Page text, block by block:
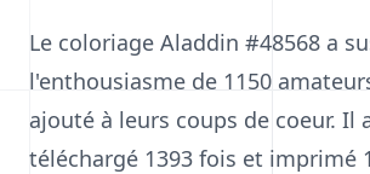
Le coloriage Aladdin #48568 a
l'enthousiasme de 1150
ajouté à leurs coups de coeur. Il
téléchargé 1393 fois et imprimé